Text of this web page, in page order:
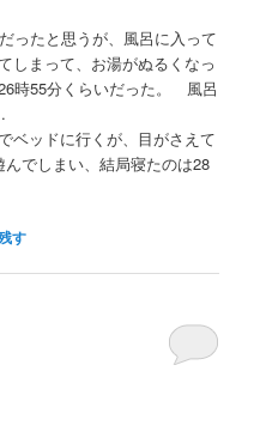
ったと思うが、風呂に入って
しまって、お湯がぬるくなっ
時55分くらいだった。 風呂
ベッドに行くが、目がさえて
でしまい、結局寝たのは28
す